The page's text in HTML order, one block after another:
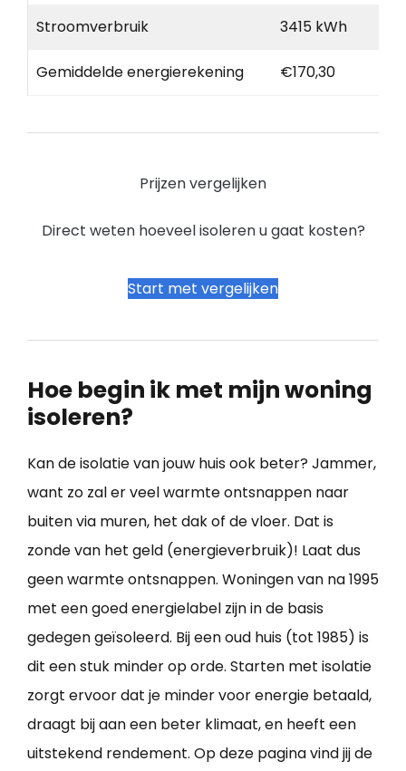
Stroomverbruik 3415 kWh
Gemiddelde energierekening €170,30
Prijzen vergelijken
Direct weten hoeveel isoleren u gaat kosten?
Start met vergelijken
Hoe begin ik met mijn woning
isoleren?
Kan de isolatie van jouw huis ook beter? Jammer,
want zo zal er veel warmte ontsnappen naar
buiten via muren, het dak of de vloer. Dat is
zonde van het geld (energieverbruik)! Laat dus
geen warmte ontsnappen. Woningen van na 1995
met een goed energielabel zijn in de basis
gedegen geïsoleerd. Bij een oud huis (tot 1985) is
dit een stuk minder op orde. Starten met isolatie
zorgt ervoor dat je minder voor energie betaald,
draagt bij aan een beter klimaat, en heeft een
uitstekend rendement. Op deze pagina vind jij de